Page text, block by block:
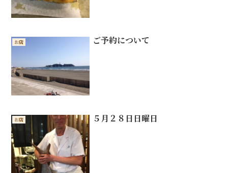
お店 ご予約について
お店 ５月２８日日曜日